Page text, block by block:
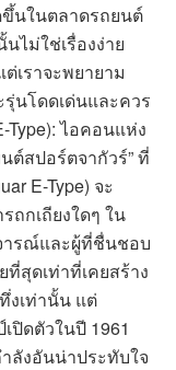
ขึ้นในตลาดรถยนต์
ไม่ใช่เรื่องง่าย
เราจะพยายาม
นโดดเด่นและควร
Type): ไอคอนแห่ง
ต์สปอร์ตจากัวร์” ที่
E-Type) จะ
ถกเถียงใดๆ ใน
ารณ์และผู้ที่ชื่นชอบ
สุดเท่าที่เคยสร้าง
เท่านั้น แต่
ปิดตัวในปี 1961
ลังอันน่าประทับใจ